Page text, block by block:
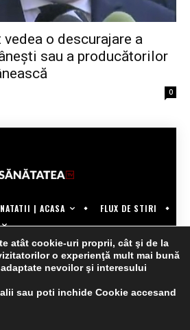
o descurajare a
sau a producătorilor
0
| ACASA
FLUX DE STIRI
| MADE BY WECREATE.TECH
atât cookie-uri proprii, cât şi de la
o experienţă mult mai bună
nevoilor şi interesului
sau poti inchide Cookie accesand